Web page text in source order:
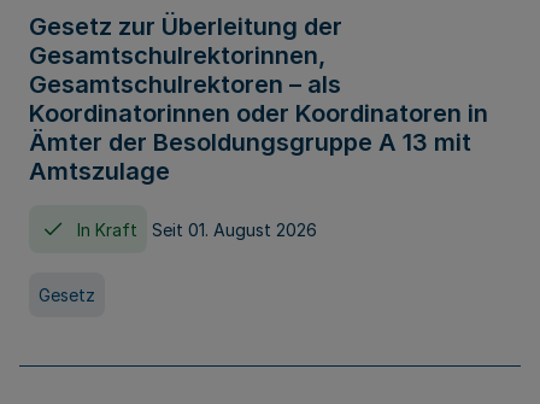
Gesetz zur Überleitung der
Gesamtschulrektorinnen,
Gesamtschulrektoren – als
Koordinatorinnen oder Koordinatoren in
Ämter der Besoldungsgruppe A 13 mit
Amtszulage
In Kraft Seit 01. August 2026
Gesetz